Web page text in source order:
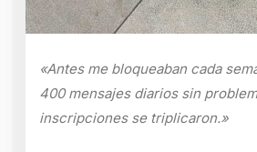
«Antes me bloqueaban cada
400 mensajes diarios sin
inscripciones se triplicaron.»